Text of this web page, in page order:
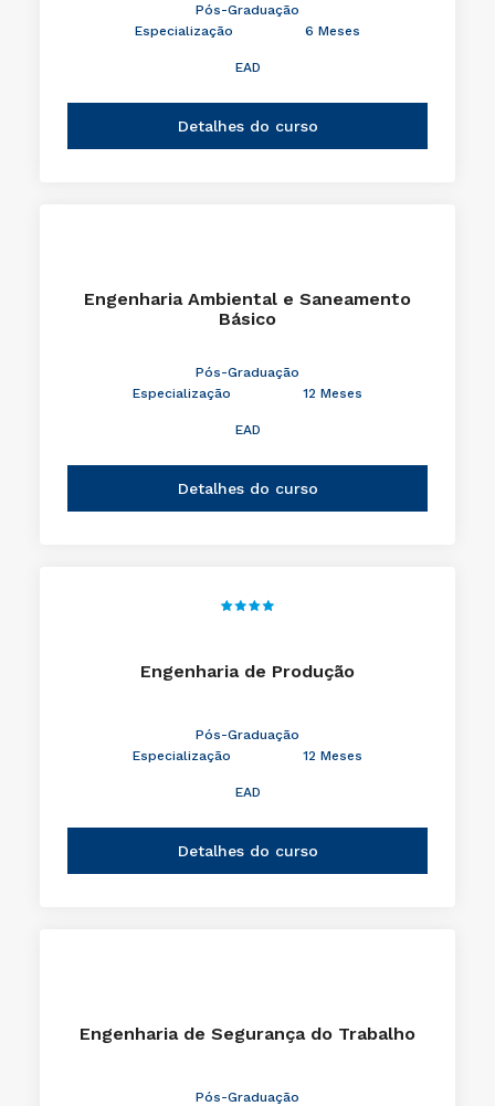
Pós-Graduação
Especialização
6 Meses
EAD
Detalhes do curso
Engenharia Ambiental e Saneamento
Básico
Pós-Graduação
Especialização
12 Meses
EAD
Detalhes do curso
Engenharia de Produção
Pós-Graduação
Especialização
12 Meses
EAD
Detalhes do curso
Engenharia de Segurança do Trabalho
Pós-Graduação